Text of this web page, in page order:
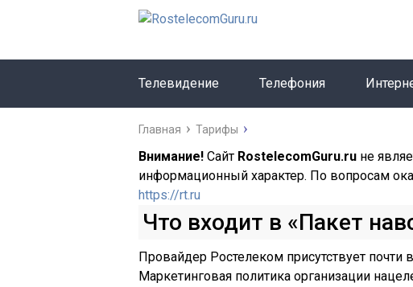
Телевидение Телефония
Главная Тарифы
Внимание! Сайт RostelecomGuru.ru не
информационный характер. По вопросам
https://rt.ru
Что входит в «Пакет
Провайдер Ростелеком присутствует почти
Маркетинговая политика организации